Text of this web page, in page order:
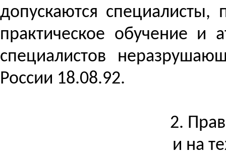
допускаются специалисты,
практическое обучение и
специалистов
России 18.08.92.
2.
и на